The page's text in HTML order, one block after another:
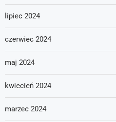
lipiec 2024
czerwiec 2024
maj 2024
kwiecień 2024
marzec 2024